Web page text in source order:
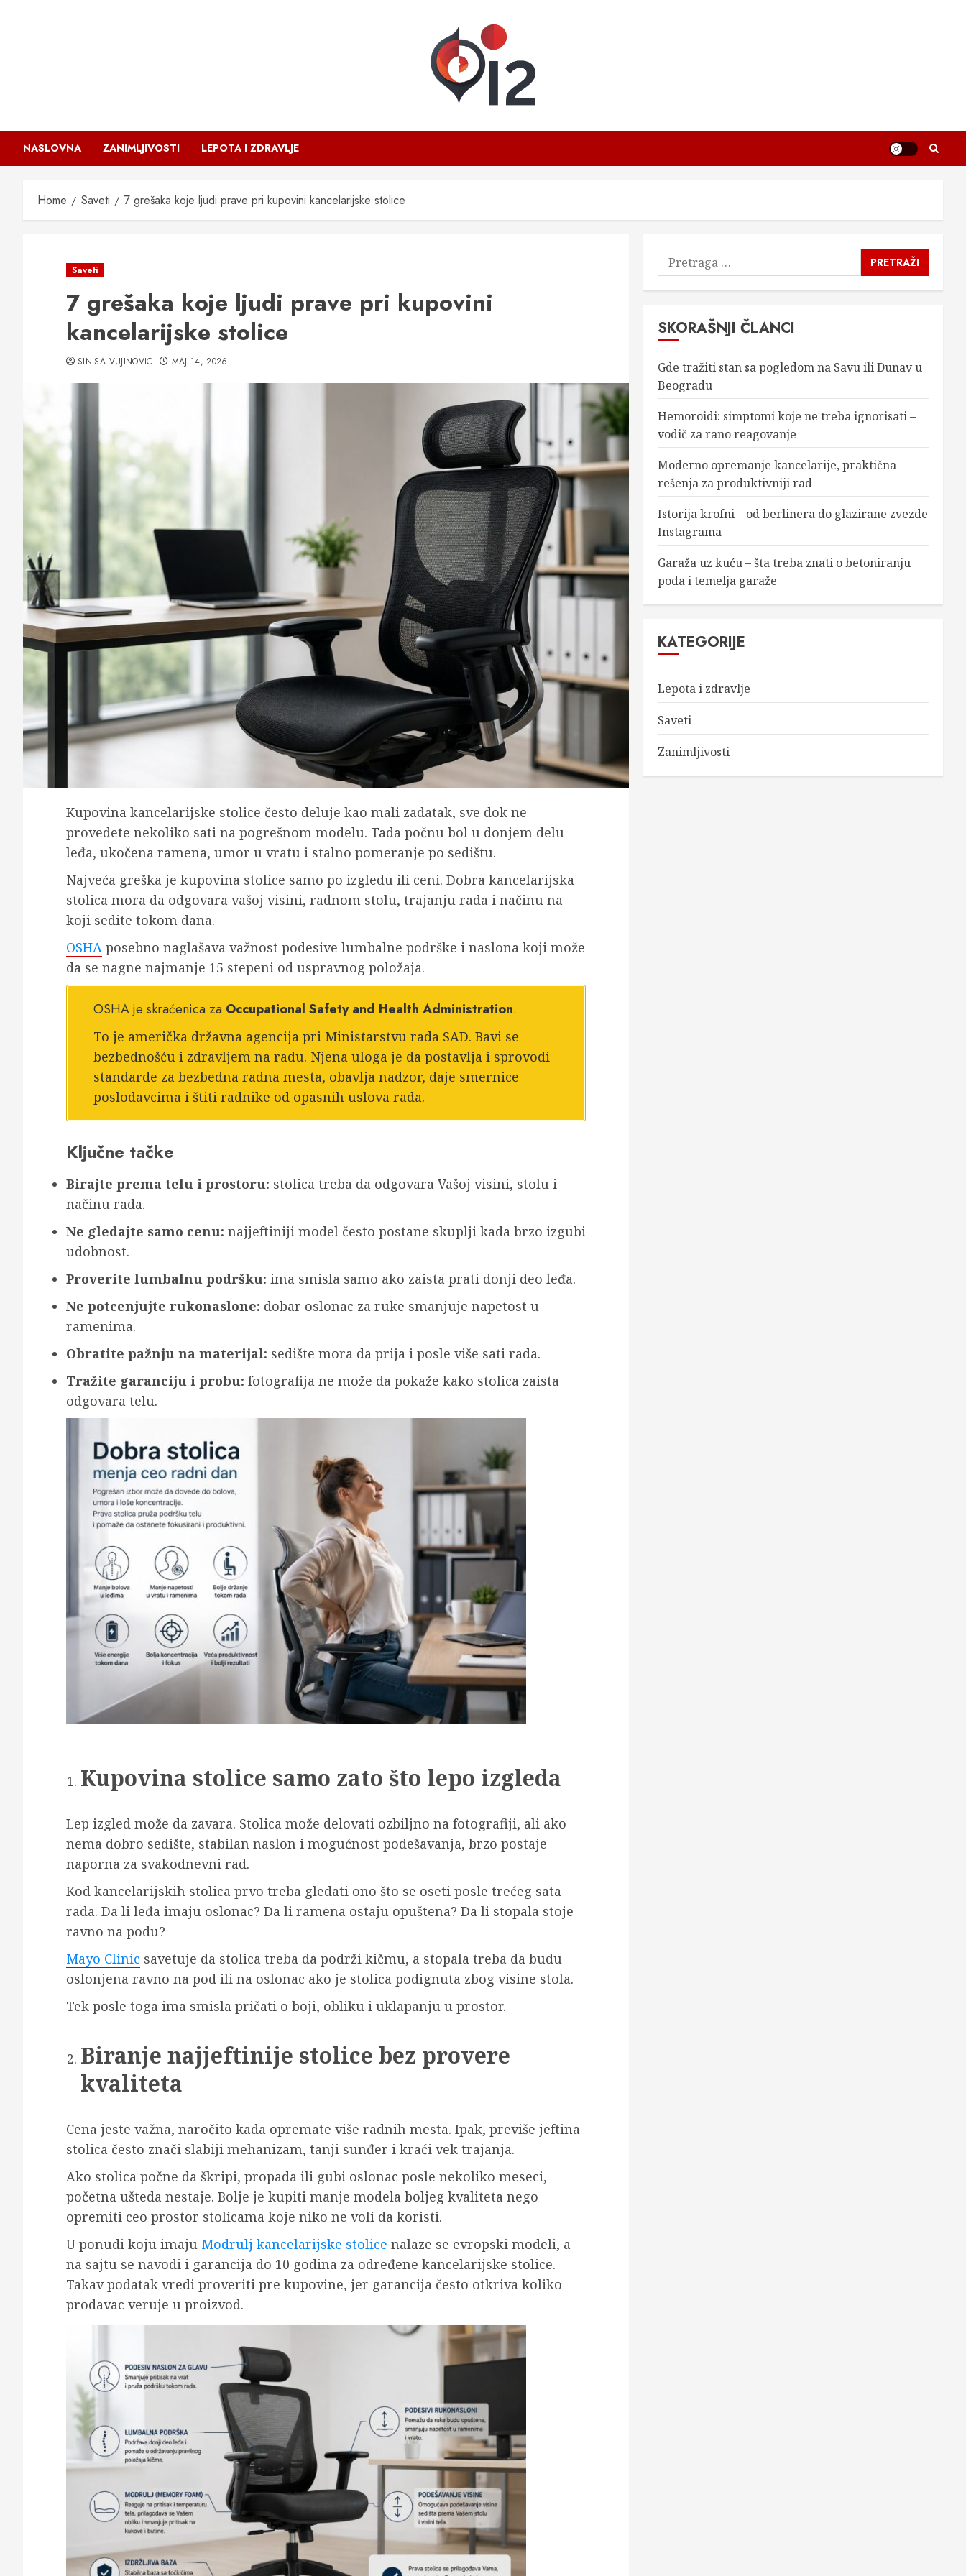
NASLOVNA ZANIMLJIVOSTI LEPOTA I ZDRAVLJE
Home Saveti 7 grešaka koje ljudi prave pri kupovini kancelarijske stolice
Saveti
7 grešaka koje ljudi prave pri kupovini
kancelarijske stolice
SINISA VUJINOVIC MAJ 14, 2026
Kupovina kancelarijske stolice često deluje kao mali zadatak, sve dok ne
provedete nekoliko sati na pogrešnom modelu. Tada počnu bol u donjem delu
leđa, ukočena ramena, umor u vratu i stalno pomeranje po sedištu.
Najveća greška je kupovina stolice samo po izgledu ili ceni. Dobra kancelarijska
stolica mora da odgovara vašoj visini, radnom stolu, trajanju rada i načinu na
koji sedite tokom dana.
OSHA posebno naglašava važnost podesive lumbalne podrške i naslona koji može
da se nagne najmanje 15 stepeni od uspravnog položaja.
OSHA je skraćenica za Occupational Safety and Health Administration.
To je američka državna agencija pri Ministarstvu rada SAD. Bavi se
bezbednošću i zdravljem na radu. Njena uloga je da postavlja i sprovodi
standarde za bezbedna radna mesta, obavlja nadzor, daje smernice
poslodavcima i štiti radnike od opasnih uslova rada.
Ključne tačke
Birajte prema telu i prostoru: stolica treba da odgovara Vašoj visini, stolu i
načinu rada.
Ne gledajte samo cenu: najjeftiniji model često postane skuplji kada brzo izgubi
udobnost.
Proverite lumbalnu podršku: ima smisla samo ako zaista prati donji deo leđa.
Ne potcenjujte rukonaslone: dobar oslonac za ruke smanjuje napetost u
ramenima.
Obratite pažnju na materijal: sedište mora da prija i posle više sati rada.
Tražite garanciju i probu: fotografija ne može da pokaže kako stolica zaista
odgovara telu.
Kupovina stolice samo zato što lepo izgleda
Lep izgled može da zavara. Stolica može delovati ozbiljno na fotografiji, ali ako
nema dobro sedište, stabilan naslon i mogućnost podešavanja, brzo postaje
naporna za svakodnevni rad.
Kod kancelarijskih stolica prvo treba gledati ono što se oseti posle trećeg sata
rada. Da li leđa imaju oslonac? Da li ramena ostaju opuštena? Da li stopala stoje
ravno na podu?
Mayo Clinic savetuje da stolica treba da podrži kičmu, a stopala treba da budu
oslonjena ravno na pod ili na oslonac ako je stolica podignuta zbog visine stola.
Tek posle toga ima smisla pričati o boji, obliku i uklapanju u prostor.
Biranje najjeftinije stolice bez provere
kvaliteta
Cena jeste važna, naročito kada opremate više radnih mesta. Ipak, previše jeftina
stolica često znači slabiji mehanizam, tanji sunđer i kraći vek trajanja.
Ako stolica počne da škripi, propada ili gubi oslonac posle nekoliko meseci,
početna ušteda nestaje. Bolje je kupiti manje modela boljeg kvaliteta nego
opremiti ceo prostor stolicama koje niko ne voli da koristi.
U ponudi koju imaju Modrulj kancelarijske stolice nalaze se evropski modeli, a
na sajtu se navodi i garancija do 10 godina za određene kancelarijske stolice.
Takav podatak vredi proveriti pre kupovine, jer garancija često otkriva koliko
prodavac veruje u proizvod.
Pretraga
za:
SKORAŠNJI ČLANCI
Gde tražiti stan sa pogledom na Savu ili Dunav u
Beogradu
Hemoroidi: simptomi koje ne treba ignorisati –
vodič za rano reagovanje
Moderno opremanje kancelarije, praktična
rešenja za produktivniji rad
Istorija krofni – od berlinera do glazirane zvezde
Instagrama
Garaža uz kuću – šta treba znati o betoniranju
poda i temelja garaže
KATEGORIJE
Lepota i zdravlje
Saveti
Zanimljivosti